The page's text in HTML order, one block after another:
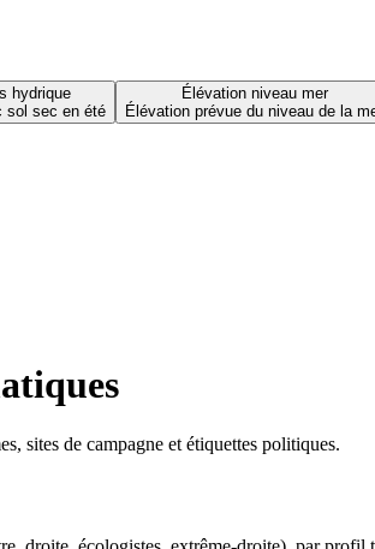
hydrique
sol sec en été
Élévation niveau mer
Élévation prévue du niveau de la
sites de campagne et étiquettes politiques.